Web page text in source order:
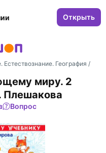
Открыть
География /
миру. 2
Плешакова
Вопрос